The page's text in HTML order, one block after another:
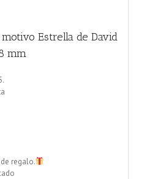
Estrella de David
mm
regalo.